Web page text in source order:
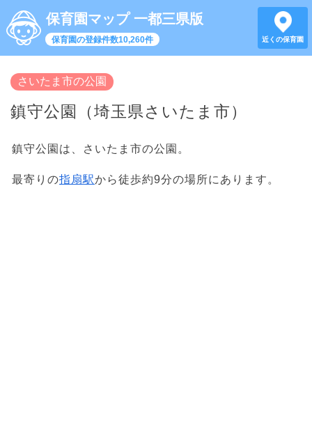
保育園マップ 一都三県版
保育園の登録件数10,260件 近くの保育園
さいたま市の公園
鎮守公園（埼玉県さいたま市）
鎮守公園は、さいたま市の公園。
最寄りの指扇駅から徒歩約9分の場所にあります。